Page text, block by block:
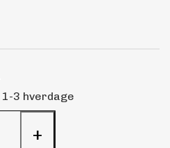
1-3 hverdage
+